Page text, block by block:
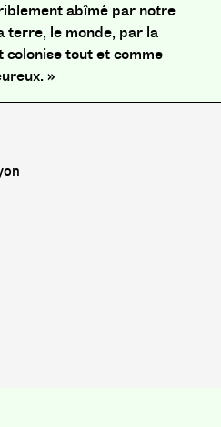
abîmé par notre
terre, le monde, par la
colonise tout et comme
»